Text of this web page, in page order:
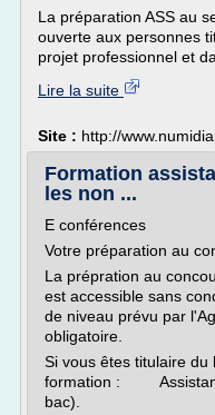
La préparation ASS au
ouverte aux personnes
projet professionnel et
Lire la suite
Site : http://
Formation
les non ...
E conférences
Votre préparation au
La prépration au
est accessible sans
de niveau prévu par
obligatoire.
Si vous êtes titulaire
formation :
bac).